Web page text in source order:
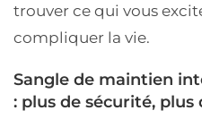
trouver ce qui vous
compliquer la vie.
Sangle de maintien
: plus de sécurité,